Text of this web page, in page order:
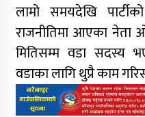
लामो समयदेखि
राजनीतिमा आएका
मितिसम्म वडा सदस्य
वडाका लागि थुप्रै काम